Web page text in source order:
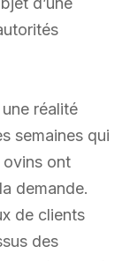
réalité
semaines qui
ovins ont
demande.
de clients
des